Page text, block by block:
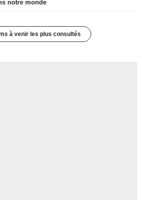
notre monde
à venir les plus consultés